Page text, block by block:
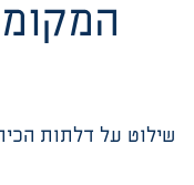
שילוט על דלתות